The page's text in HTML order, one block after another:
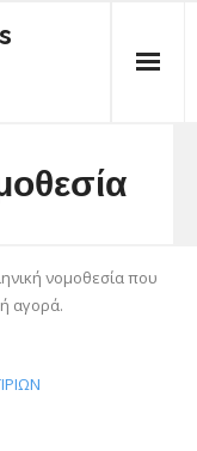
νομοθεσία που
αγορά.